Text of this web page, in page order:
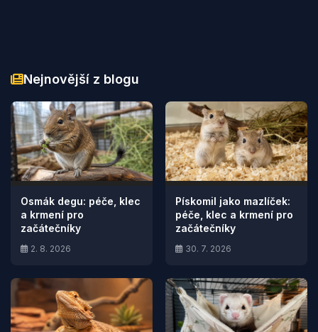
Nejnovější z blogu
Osmák degu: péče, klec
a krmení pro
začátečníky
2. 8. 2026
Pískomil jako mazlíček:
péče, klec a krmení pro
začátečníky
30. 7. 2026